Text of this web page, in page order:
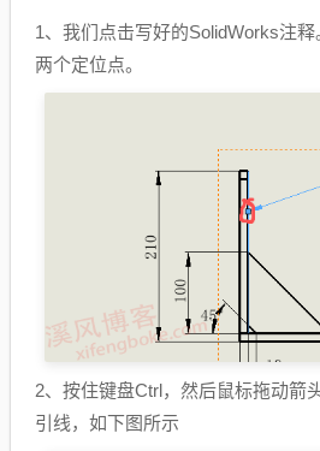
1、我们点击写好的SolidWorks注
两个定位点。
2、按住键盘Ctrl，然后鼠标拖动箭
引线，如下图所示